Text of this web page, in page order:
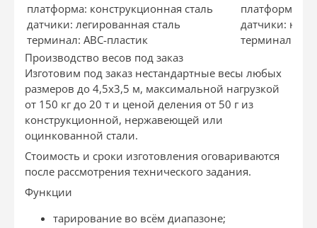
платформа: конструкционная сталь
датчики: легированная сталь
терминал: ABC-пластик
платформа:
датчики:
терминал:
Производство весов под заказ
Изготовим под заказ нестандартные весы любых
размеров до 4,5х3,5 м, максимальной нагрузкой
от 150 кг до 20 т и ценой деления от 50 г из
конструкционной, нержавеющей или
оцинкованной стали.
Стоимость и сроки изготовления оговариваются
после рассмотрения технического задания.
Функции
тарирование во всём диапазоне;